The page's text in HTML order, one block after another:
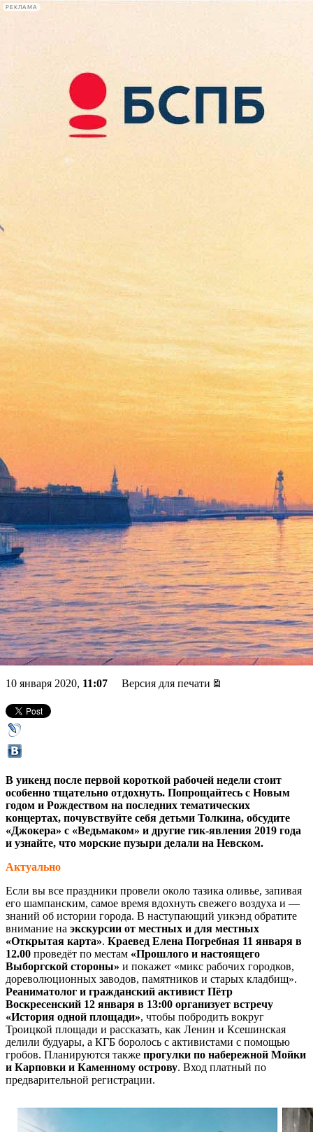
РЕКЛАМА
Сегодня:
2026.08.08
18:31
Афиша Plus
Куда пойти 10-12 января:
Рождественские письма
Толкина, ¡Viva Cuba Viva?,
выставка о деле «Сети»
10 января 2020, 11:07 Версия для печати
В уикенд после первой короткой рабочей недели стоит
особенно тщательно отдохнуть. Попрощайтесь с Новым
годом и Рождеством на последних тематических
концертах, почувствуйте себя детьми Толкина, обсудите
«Джокера» с «Ведьмаком» и другие гик-явления 2019 года
и узнайте, что морские пузыри делали на Невском.
Актуально
Если вы все праздники провели около тазика оливье, запивая
его шампанским, самое время вдохнуть свежего воздуха и —
знаний об истории города. В наступающий уикэнд обратите
внимание на экскурсии от местных и для местных
«Открытая карта». Краевед Елена Погребная 11 января в
12.00 проведёт по местам «Прошлого и настоящего
Выборгской стороны» и покажет «микс рабочих городков,
дореволюционных заводов, памятников и старых кладбищ».
Реаниматолог и гражданский активист Пётр
Воскресенский 12 января в 13:00 организует встречу
«История одной площади», чтобы побродить вокруг
Троицкой площади и рассказать, как Ленин и Ксешинская
делили будуары, а КГБ боролось с активистами с помощью
гробов. Планируются также прогулки по набережной Мойки
и Карповки и Каменному острову. Вход платный по
предварительной регистрации.